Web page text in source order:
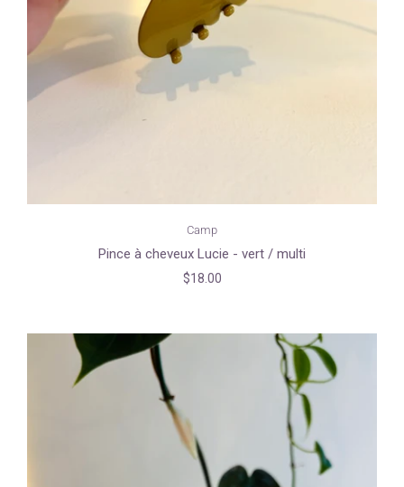
Camp
Pince à cheveux Lucie - vert / multi
$18.00